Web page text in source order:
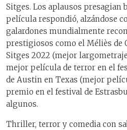
Sitges. Los aplausos presagian
película respondió, alzándose
galardones mundialmente
prestigiosos como el Méliès de
Sitges 2022 (mejor
mejor película de terror en el
de Austin en Texas (mejor
premio en el festival de
algunos.
Thriller, terror y comedia con